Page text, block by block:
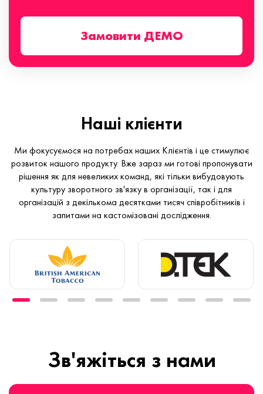
Замовити ДЕМО
Наші клієнти
Ми фокусуємося на потребах наших Клієнтів і це стимулює
розвиток нашого продукту. Вже зараз ми готові пропонувати
рішення як для невеликих команд, які тільки вибудовують
культуру зворотного зв'язку в організації, так і для
організацій з декількома десятками тисяч співробітників і
запитами на кастомізовані дослідження.
Зв'яжіться з нами